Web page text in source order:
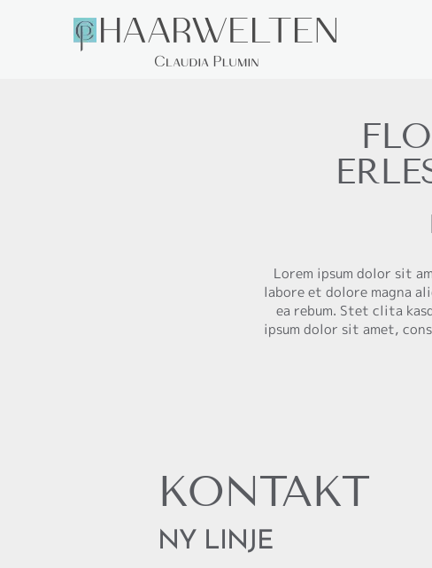
Lorem ipsum dolor sit
labore et dolore magna
ea rebum. Stet clita
ipsum dolor sit amet,
KONTAKT
NY LINJE